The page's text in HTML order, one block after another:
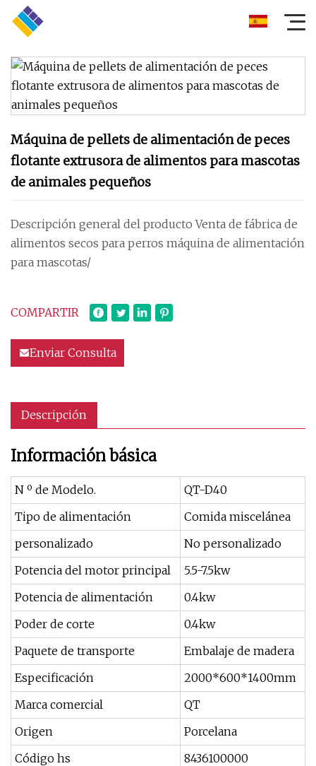
Máquina de pellets de alimentación de peces
flotante extrusora de alimentos para mascotas
de animales pequeños
Descripción general del producto Venta de fábrica de
alimentos secos para perros máquina de alimentación
para mascotas/
COMPARTIR
Enviar Consulta
Descripción
Información básica
N º de Modelo.
QT-D40
Tipo de alimentación
Comida miscelánea
personalizado
No personalizado
Potencia del motor principal
5.5-7.5kw
Potencia de alimentación
0.4kw
Poder de corte
0.4kw
Paquete de transporte
Embalaje de madera
Especificación
2000*600*1400mm
Marca comercial
QT
Origen
Porcelana
Código hs
8436100000